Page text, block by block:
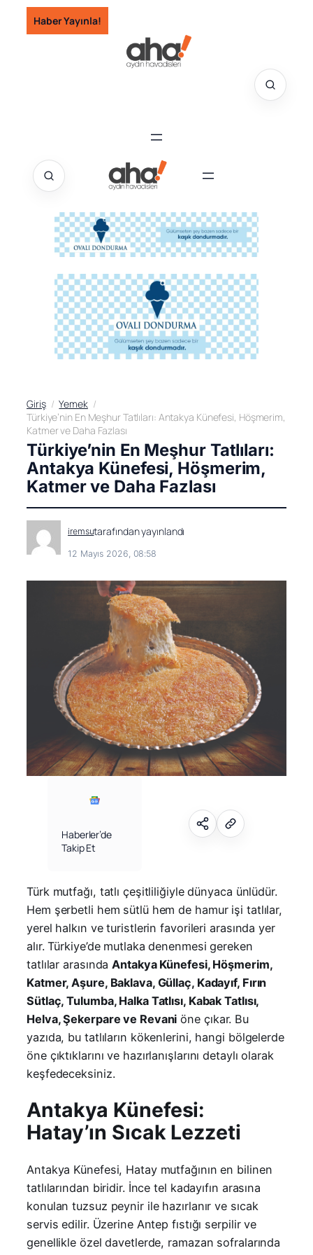
İçeriğe
geç
Haber Yayınla!
Giriş
Yemek
Türkiye’nin En Meşhur Tatlıları: Antakya Künefesi, Höşmerim,
Katmer ve Daha Fazlası
Türkiye’nin En Meşhur Tatlıları:
Antakya Künefesi, Höşmerim,
Katmer ve Daha Fazlası
iremsutarafından yayınlandı
12 Mayıs 2026, 08:58
Haberler’de
Takip Et
Türk mutfağı, tatlı çeşitliliğiyle dünyaca ünlüdür.
Hem şerbetli hem sütlü hem de hamur işi tatlılar,
yerel halkın ve turistlerin favorileri arasında yer
alır. Türkiye’de mutlaka denenmesi gereken
tatlılar arasındaAntakya Künefesi, Höşmerim,
Katmer, Aşure, Baklava, Güllaç, Kadayıf, Fırın
Sütlaç, Tulumba, Halka Tatlısı, Kabak Tatlısı,
Helva, Şekerpare ve Revani öne çıkar. Bu
yazıda, bu tatlıların kökenlerini, hangi bölgelerde
öne çıktıklarını ve hazırlanışlarını detaylı olarak
keşfedeceksiniz.
Antakya Künefesi:
Hatay’ın Sıcak Lezzeti
Antakya Künefesi, Hatay mutfağının en bilinen
tatlılarından biridir. İnce tel kadayıfın arasına
konulan tuzsuz peynir ile hazırlanır ve sıcak
servis edilir. Üzerine Antep fıstığı serpilir ve
genellikle özel davetlerde, ramazan sofralarında